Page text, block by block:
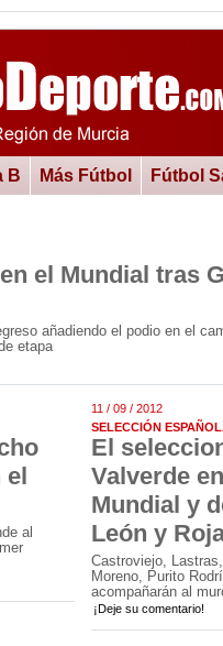
B Más Fútbol Fútbol
el Mundial tras
añadiendo el podio en el
etapa
el
al
11 / 09 / 2012
SELECCIÓN
El
Valverde
Mundial y
León y
Castroviejo,
Moreno, Purito
acompañarán al
¡Deje su comentario!